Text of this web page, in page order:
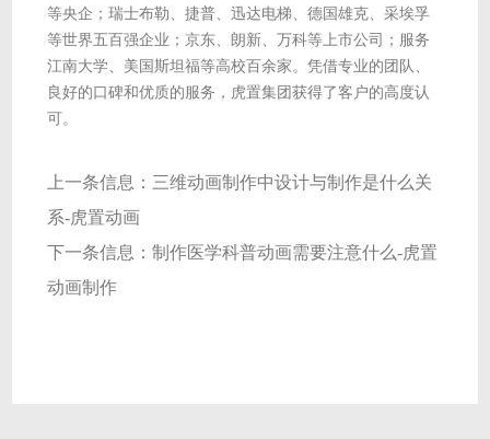
等央企；瑞士布勒、捷普、迅达电梯、德国雄克、采埃孚
等世界五百强企业；京东、朗新、万科等上市公司；服务
江南大学、美国斯坦福等高校百余家。凭借专业的团队、
良好的口碑和优质的服务，虎置集团获得了客户的高度认
可。
上一条信息： 三维动画制作中设计与制作是什么关
系-虎置动画
下一条信息：制作医学科普动画需要注意什么-虎置
动画制作